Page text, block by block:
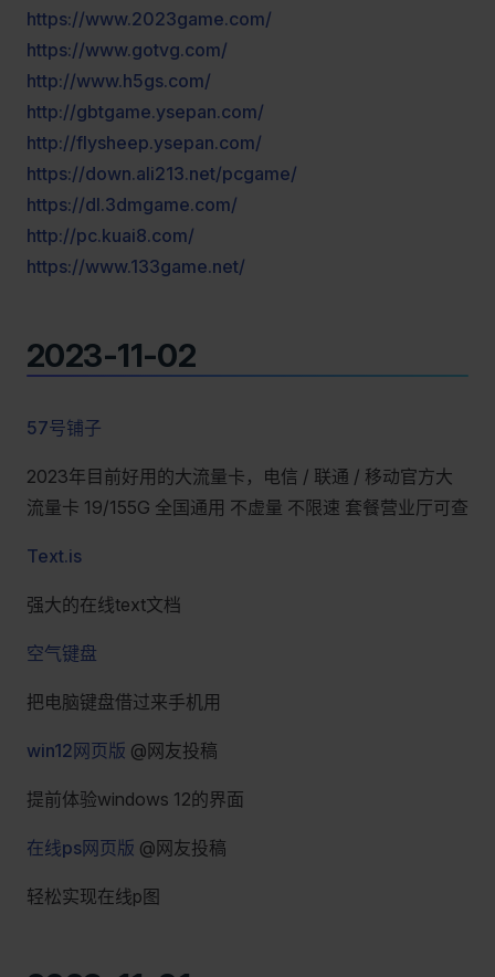
https://www.2023game.com/
https://www.gotvg.com/
http://www.h5gs.com/
http://gbtgame.ysepan.com/
http://flysheep.ysepan.com/
https://down.ali213.net/pcgame/
https://dl.3dmgame.com/
http://pc.kuai8.com/
https://www.133game.net/
2023-11-02
57号铺子
2023年目前好用的大流量卡，电信 / 联通 / 移动官方大
流量卡 19/155G 全国通用 不虚量 不限速 套餐营业厅可查
Text.is
强大的在线text文档
空气键盘
把电脑键盘借过来手机用
win12网页版 @网友投稿
提前体验windows 12的界面
在线ps网页版 @网友投稿
轻松实现在线p图